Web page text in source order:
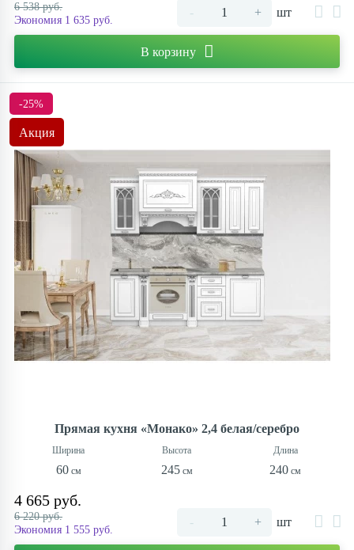
6 538 руб.
Экономия 1 635 руб.
- + шт
В корзину
-25%
Акция
Прямая кухня «Монако» 2,4 белая/серебро
60 245 240
4 665 руб.
6 220 руб.
Экономия 1 555 руб.
- + шт